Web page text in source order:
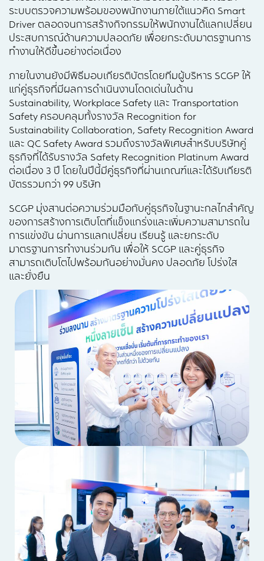
ระบบตรวจความพร้อมของพนักงานภายใต้แนวคิด Smart
Driver ตลอดจนการสร้างกิจกรรมให้พนักงานได้แลกเปลี่ยน
ประสบการณ์ด้านความปลอดภัย เพื่อยกระดับมาตรฐานการ
ทำงานให้ดีขึ้นอย่างต่อเนื่อง
ภายในงานยังมีพิธีมอบเกียรติบัตรโดยทีมผู้บริหาร SCGP ให้
แก่คู่ธุรกิจที่มีผลการดำเนินงานโดดเด่นในด้าน
Sustainability, Workplace Safety และ Transportation
Safety ครอบคลุมทั้งรางวัล Recognition for
Sustainability Collaboration, Safety Recognition Award
และ QC Safety Award รวมถึงรางวัลพิเศษสำหรับบริษัทคู่
ธุรกิจที่ได้รับรางวัล Safety Recognition Platinum Award
ต่อเนื่อง 3 ปี โดยในปีนี้มีคู่ธุรกิจที่ผ่านเกณฑ์และได้รับเกียรติ
บัตรรวมกว่า 99 บริษัท
SCGP มุ่งสานต่อความร่วมมือกับคู่ธุรกิจในฐานะกลไกสำคัญ
ของการสร้างการเติบโตที่แข็งแกร่งและเพิ่มความสามารถใน
การแข่งขัน ผ่านการแลกเปลี่ยน เรียนรู้ และยกระดับ
มาตรฐานการทำงานร่วมกัน เพื่อให้ SCGP และคู่ธุรกิจ
สามารถเติบโตไปพร้อมกันอย่างมั่นคง ปลอดภัย โปร่งใส
และยั่งยืน